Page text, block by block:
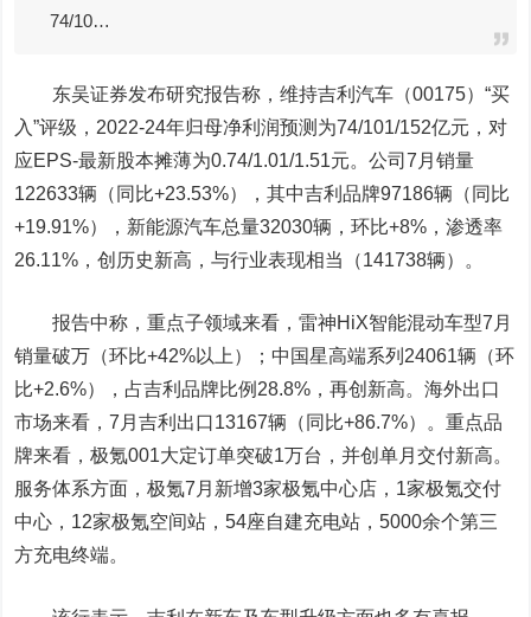
74/10…
东吴证券发布研究报告称，维持吉利汽车 （00175）“买
入”评级，2022-24年归母净利润预测为74/101/152亿元，对
应EPS-最新股本摊薄为0.74/1.01/1.51元。公司7月销量
122633辆（同比+23.53%），其中吉利品牌97186辆（同比
+19.91%），新能源汽车总量32030辆，环比+8%，渗透率
26.11%，创历史新高，与行业表现相当（141738辆）。
报告中称，重点子领域来看，雷神HiX智能混动车型7月
销量破万（环比+42%以上）；中国星高端系列24061辆（环
比+2.6%），占吉利品牌比例28.8%，再创新高。海外出口
市场来看，7月吉利出口13167辆（同比+86.7%）。重点品
牌来看，极氪001大定订单突破1万台，并创单月交付新高。
服务体系方面，极氪7月新增3家极氪中心店，1家极氪交付
中心，12家极氪空间站，54座自建充电站，5000余个第三
方充电终端。